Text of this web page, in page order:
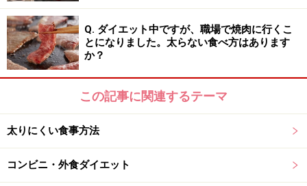
なる
（3）体の中に溜まっている皮下脂肪やその他の成分を
引き出して使う
（4）結果として体脂肪が減り、体重が落ちる
ですから、ストイックな糖質制限ダイエットをすれば、
確かに3日ほどでストンと体重が落ちることも珍しくは
Q. ダイエット中ですが、職場で焼肉に行くこ
とになりました。太らない食べ方はあります
か？
この記事に関連するテーマ
太りにくい食事方法
コンビニ・外食ダイエット